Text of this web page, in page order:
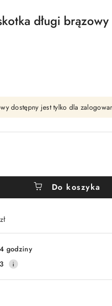
długi
dostępny jest tylko dla
Do koszyka
godziny